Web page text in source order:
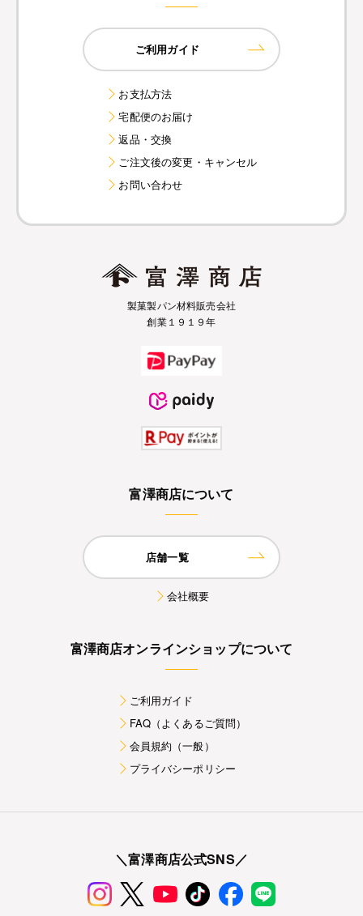
ご利用ガイド
お支払方法
宅配便のお届け
返品・交換
ご注文後の変更・キャンセル
お問い合わせ
製菓製パン材料販売会社
創業１９１９年
富澤商店について
店舗一覧
会社概要
富澤商店オンラインショップについて
ご利用ガイド
FAQ（よくあるご質問）
会員規約（一般）
プライバシーポリシー
＼富澤商店公式SNS／